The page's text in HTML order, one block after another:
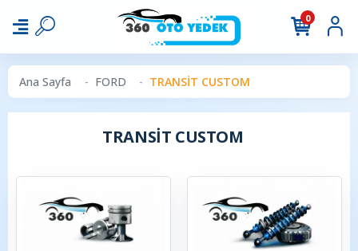
0
Ana Sayfa FORD TRANSİT CUSTOM
TRANSİT CUSTOM